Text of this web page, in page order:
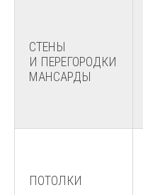
СТЕНЫ
И ПЕРЕГОРОДКИ
МАНСАРДЫ
ПОТОЛКИ